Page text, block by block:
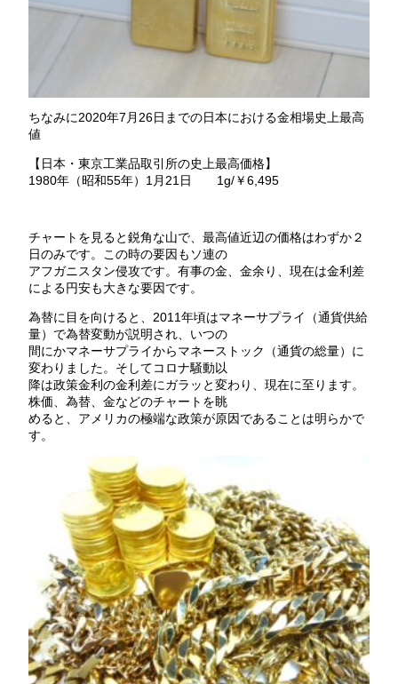
ちなみに2020年7月26日までの日本における金相場史上最高
値
【日本・東京工業品取引所の史上最高価格】
1980年（昭和55年）1月21日 1g/￥6,495
チャートを見ると鋭角な山で、最高値近辺の価格はわずか２
日のみです。この時の要因もソ連の
アフガニスタン侵攻です。有事の金、金余り、現在は金利差
による円安も大きな要因です。
為替に目を向けると、2011年頃はマネーサプライ（通貨供給
量）で為替変動が説明され、いつの
間にかマネーサプライからマネーストック（通貨の総量）に
変わりました。そしてコロナ騒動以
降は政策金利の金利差にガラッと変わり、現在に至ります。
株価、為替、金などのチャートを眺
めると、アメリカの極端な政策が原因であることは明らかで
す。